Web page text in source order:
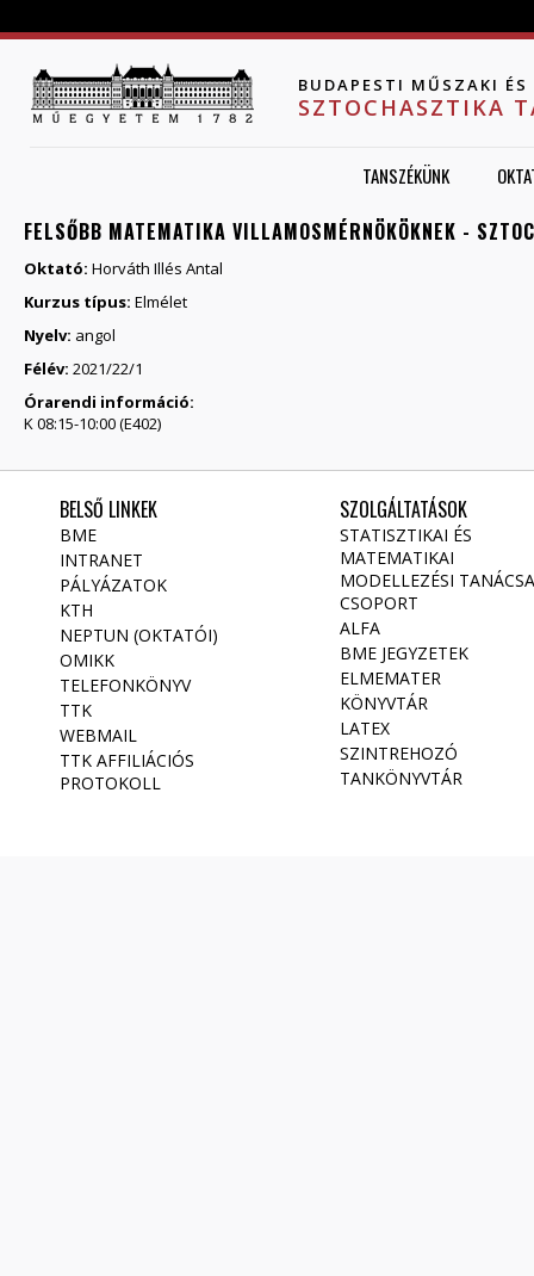
BUDAPESTI MŰSZAKI
SZTOCHASZTIKA
TANSZÉKÜNK
FELSŐBB MATEMATIKA VILLAMOSMÉRNÖKÖKNEK -
Oktató: Horváth Illés Antal
Kurzus típus: Elmélet
Nyelv: angol
Félév: 2021/22/1
Órarendi információ:
K 08:15-10:00 (E402)
BELSŐ LINKEK
BME
INTRANET
PÁLYÁZATOK
KTH
NEPTUN (OKTATÓI)
OMIKK
TELEFONKÖNYV
TTK
WEBMAIL
TTK AFFILIÁCIÓS
PROTOKOLL
SZOLGÁLTATÁSOK
STATISZTIKAI ÉS
MATEMATIKAI
MODELLEZÉSI
CSOPORT
ALFA
BME JEGYZETEK
ELMEMATER
KÖNYVTÁR
LATEX
SZINTREHOZÓ
TANKÖNYVTÁR